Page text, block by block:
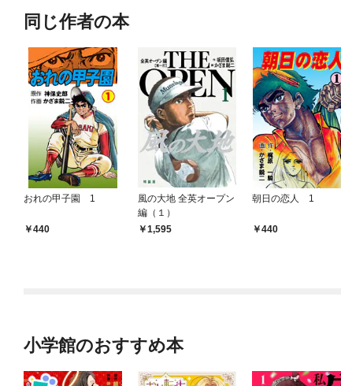
同じ作者の本
おれの甲子園 1
440
風の大地 全英オープン
編（１）
1,595
朝日の恋人 1
440
小学館のおすすめ本